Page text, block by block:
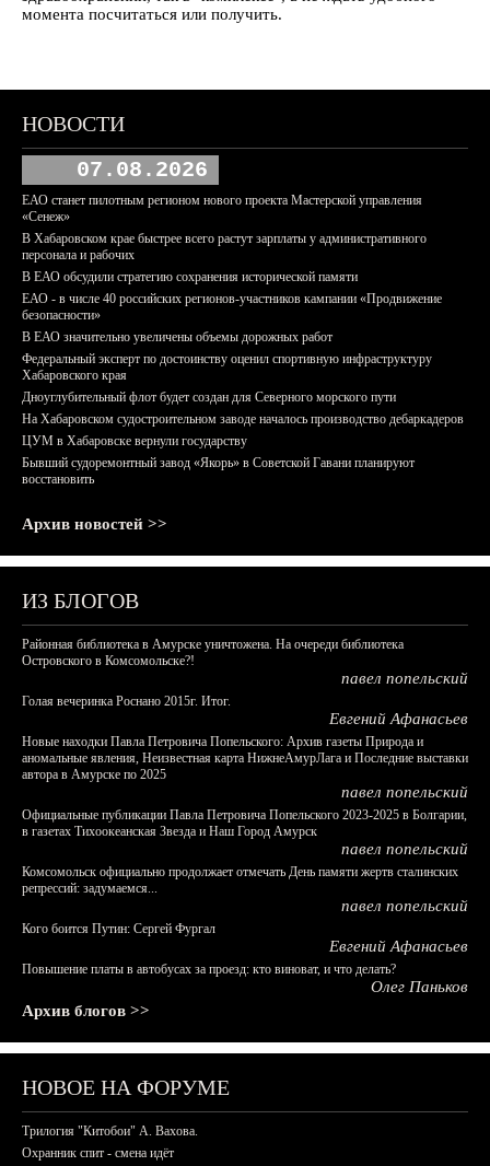
момента посчитаться или получить.
НОВОСТИ
07.08.2026
ЕАО станет пилотным регионом нового проекта Мастерской управления
«Сенеж»
В Хабаровском крае быстрее всего растут зарплаты у административного
персонала и рабочих
В ЕАО обсудили стратегию сохранения исторической памяти
ЕАО - в числе 40 российских регионов-участников кампании «Продвижение
безопасности»
В ЕАО значительно увеличены объемы дорожных работ
Федеральный эксперт по достоинству оценил спортивную инфраструктуру
Хабаровского края
Дноуглубительный флот будет создан для Северного морского пути
На Хабаровском судостроительном заводе началось производство дебаркадеров
ЦУМ в Хабаровске вернули государству
Бывший судоремонтный завод «Якорь» в Советской Гавани планируют
восстановить
Архив новостей >>
ИЗ БЛОГОВ
Районная библиотека в Амурске уничтожена. На очереди библиотека
Островского в Комсомольске?!
павел попельский
Голая вечеринка Роснано 2015г. Итог.
Евгений Афанасьев
Новые находки Павла Петровича Попельского: Архив газеты Природа и
аномальные явления, Неизвестная карта НижнеАмурЛага и Последние выставки
автора в Амурске по 2025
павел попельский
Официальные публикации Павла Петровича Попельского 2023-2025 в Болгарии,
в газетах Тихоокеанская Звезда и Наш Город Амурск
павел попельский
Комсомольск официально продолжает отмечать День памяти жертв сталинских
репрессий: задумаемся...
павел попельский
Кого боится Путин: Сергей Фургал
Евгений Афанасьев
Повышение платы в автобусах за проезд: кто виноват, и что делать?
Олег Паньков
Архив блогов >>
НОВОЕ НА ФОРУМЕ
Трилогия "Китобои" А. Вахова.
Охранник спит - смена идёт